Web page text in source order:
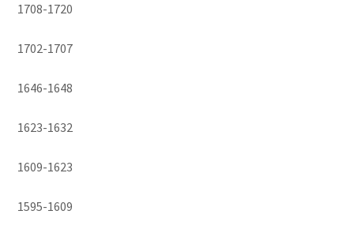
1708-1720
1702-1707
1646-1648
1623-1632
1609-1623
1595-1609